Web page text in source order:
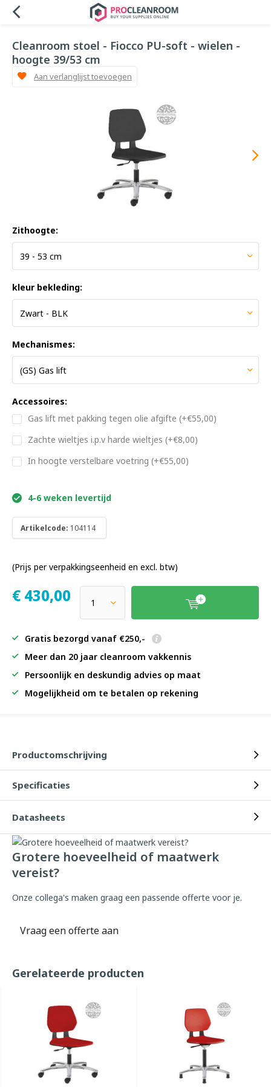
Cleanroom stoel - Fiocco PU-soft - wielen -
hoogte 39/53 cm
Aan verlanglijst toevoegen
Zithoogte:
kleur bekleding:
Mechanismes:
Accessoires:
Gas lift met pakking tegen olie afgifte (+€55,00)
Zachte wieltjes i.p.v harde wieltjes (+€8,00)
In hoogte verstelbare voetring (+€55,00)
4-6 weken levertijd
Artikelcode: 104114
(Prijs per verpakkingseenheid en excl. btw)
€ 430,00
Gratis bezorgd vanaf €250,-
Meer dan 20 jaar cleanroom vakkennis
Persoonlijk en deskundig advies op maat
Mogelijkheid om te betalen op rekening
Productomschrijving
Specificaties
Datasheets
Grotere hoeveelheid of maatwerk
vereist?
Onze collega's maken graag een passende offerte voor je.
Vraag een offerte aan
Gerelateerde producten